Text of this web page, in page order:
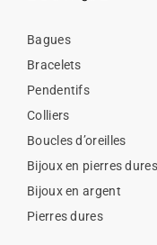
Bagues
Bracelets
Pendentifs
Colliers
Boucles d’oreilles
Bijoux en pierres dures
Bijoux en argent
Pierres dures